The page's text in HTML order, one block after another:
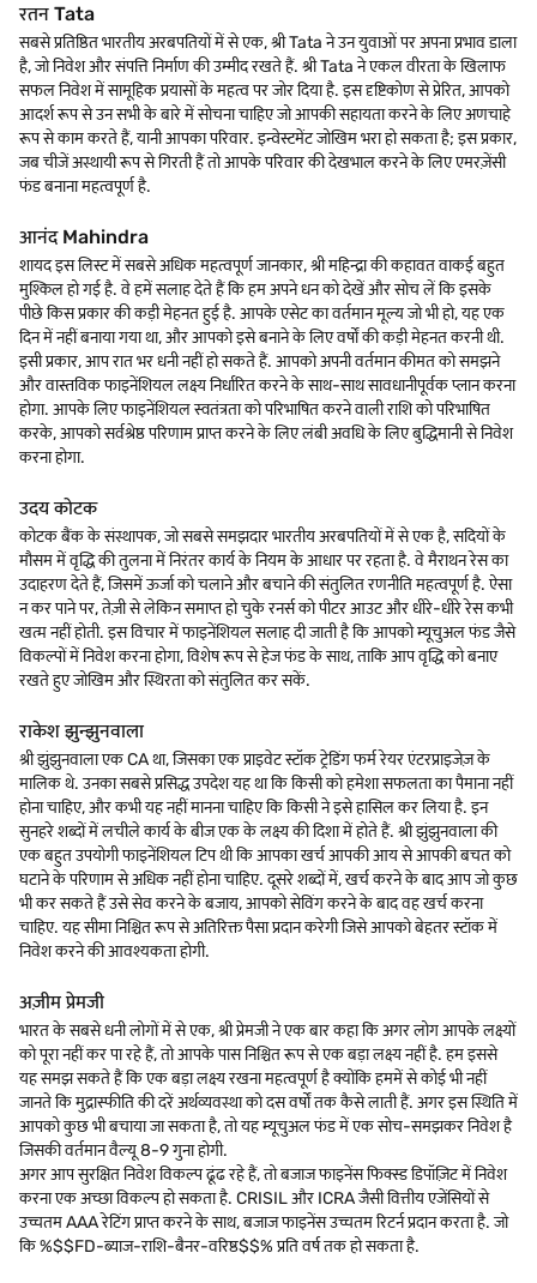
रतन Tata
सबसे प्रतिष्ठित भारतीय अरबपतियों में से एक, श्री Tata ने उन युवाओं पर अपना प्रभाव डाला
है, जो निवेश और संपत्ति निर्माण की उम्मीद रखते हैं. श्री Tata ने एकल वीरता के खिलाफ
सफल निवेश में सामूहिक प्रयासों के महत्व पर जोर दिया है. इस दृष्टिकोण से प्रेरित, आपको
आदर्श रूप से उन सभी के बारे में सोचना चाहिए जो आपकी सहायता करने के लिए अणचाहे
रूप से काम करते हैं, यानी आपका परिवार. इन्वेस्टमेंट जोखिम भरा हो सकता है; इस प्रकार,
जब चीजें अस्थायी रूप से गिरती हैं तो आपके परिवार की देखभाल करने के लिए एमरज़ेंसी
फंड बनाना महत्वपूर्ण है.
आनंद Mahindra
शायद इस लिस्ट में सबसे अधिक महत्वपूर्ण जानकार, श्री महिन्द्रा की कहावत वाकई बहुत
मुश्किल हो गई है. वे हमें सलाह देते हैं कि हम अपने धन को देखें और सोच लें कि इसके
पीछे किस प्रकार की कड़ी मेहनत हुई है. आपके एसेट का वर्तमान मूल्य जो भी हो, यह एक
दिन में नहीं बनाया गया था, और आपको इसे बनाने के लिए वर्षों की कड़ी मेहनत करनी थी.
इसी प्रकार, आप रात भर धनी नहीं हो सकते हैं. आपको अपनी वर्तमान कीमत को समझने
और वास्तविक फाइनेंशियल लक्ष्य निर्धारित करने के साथ-साथ सावधानीपूर्वक प्लान करना
होगा. आपके लिए फाइनेंशियल स्वतंत्रता को परिभाषित करने वाली राशि को परिभाषित
करके, आपको सर्वश्रेष्ठ परिणाम प्राप्त करने के लिए लंबी अवधि के लिए बुद्धिमानी से निवेश
करना होगा.
उदय कोटक
कोटक बैंक के संस्थापक, जो सबसे समझदार भारतीय अरबपतियों में से एक है, सदियों के
मौसम में वृद्धि की तुलना में निरंतर कार्य के नियम के आधार पर रहता है. वे मैराथन रेस का
उदाहरण देते हैं, जिसमें ऊर्जा को चलाने और बचाने की संतुलित रणनीति महत्वपूर्ण है. ऐसा
न कर पाने पर, तेज़ी से लेकिन समाप्त हो चुके रनर्स को पीटर आउट और धीरे-धीरे रेस कभी
खत्म नहीं होती. इस विचार में फाइनेंशियल सलाह दी जाती है कि आपको म्यूचुअल फंड जैसे
विकल्पों में निवेश करना होगा, विशेष रूप से हेज फंड के साथ, ताकि आप वृद्धि को बनाए
रखते हुए जोखिम और स्थिरता को संतुलित कर सकें.
राकेश झुन्झुनवाला
श्री झुंझुनवाला एक CA था, जिसका एक प्राइवेट स्टॉक ट्रेडिंग फर्म रेयर एंटरप्राइजेज़ के
मालिक थे. उनका सबसे प्रसिद्ध उपदेश यह था कि किसी को हमेशा सफलता का पैमाना नहीं
होना चाहिए, और कभी यह नहीं मानना चाहिए कि किसी ने इसे हासिल कर लिया है. इन
सुनहरे शब्दों में लचीले कार्य के बीज एक के लक्ष्य की दिशा में होते हैं. श्री झुंझुनवाला की
एक बहुत उपयोगी फाइनेंशियल टिप थी कि आपका खर्च आपकी आय से आपकी बचत को
घटाने के परिणाम से अधिक नहीं होना चाहिए. दूसरे शब्दों में, खर्च करने के बाद आप जो कुछ
भी कर सकते हैं उसे सेव करने के बजाय, आपको सेविंग करने के बाद वह खर्च करना
चाहिए. यह सीमा निश्चित रूप से अतिरिक्त पैसा प्रदान करेगी जिसे आपको बेहतर स्टॉक में
निवेश करने की आवश्यकता होगी.
अज़ीम प्रेमजी
भारत के सबसे धनी लोगों में से एक, श्री प्रेमजी ने एक बार कहा कि अगर लोग आपके लक्ष्यों
को पूरा नहीं कर पा रहे हैं, तो आपके पास निश्चित रूप से एक बड़ा लक्ष्य नहीं है. हम इससे
यह समझ सकते हैं कि एक बड़ा लक्ष्य रखना महत्वपूर्ण है क्योंकि हममें से कोई भी नहीं
जानते कि मुद्रास्फीति की दरें अर्थव्यवस्था को दस वर्षों तक कैसे लाती हैं. अगर इस स्थिति में
आपको कुछ भी बचाया जा सकता है, तो यह म्यूचुअल फंड में एक सोच-समझकर निवेश है
जिसकी वर्तमान वैल्यू 8-9 गुना होगी.
अगर आप सुरक्षित निवेश विकल्प ढूंढ रहे हैं, तो बजाज फाइनेंस फिक्स्ड डिपॉज़िट में निवेश
करना एक अच्छा विकल्प हो सकता है. CRISIL और ICRA जैसी वित्तीय एजेंसियों से
उच्चतम AAA रेटिंग प्राप्त करने के साथ, बजाज फाइनेंस उच्चतम रिटर्न प्रदान करता है. जो
कि %$$FD-ब्याज-राशि-बैनर-वरिष्ठ$$% प्रति वर्ष तक हो सकता है.